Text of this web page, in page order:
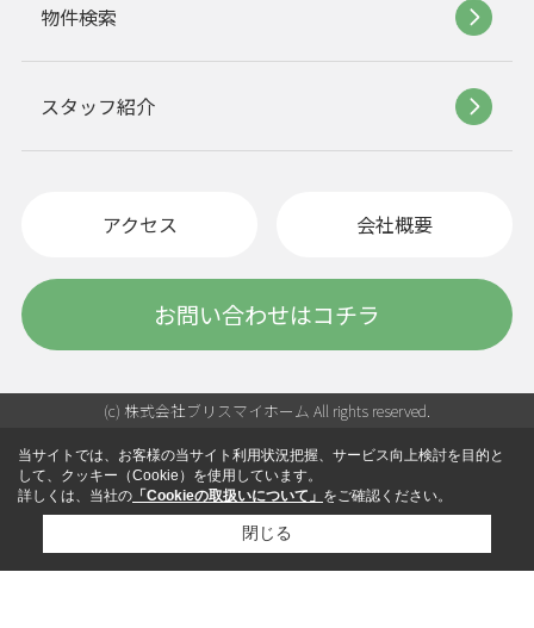
物件検索
スタッフ紹介
アクセス 会社概要
お問い合わせはコチラ
(c) 株式会社ブリスマイホーム All rights reserved.
当サイトでは、お客様の当サイト利用状況把握、サービス向上検討を目的と
して、クッキー（Cookie）を使用しています。
詳しくは、当社の 「Cookieの取扱いについて」 をご確認ください。
閉じる